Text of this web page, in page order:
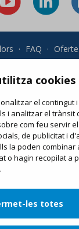
cookies
el contingut
i analitzar el trànsit
com feu servir
de publicitat i
la poden
o hagin recopilat a
les totes
· FAQ ·
· Política de cookies
compres
a imprimir el teu